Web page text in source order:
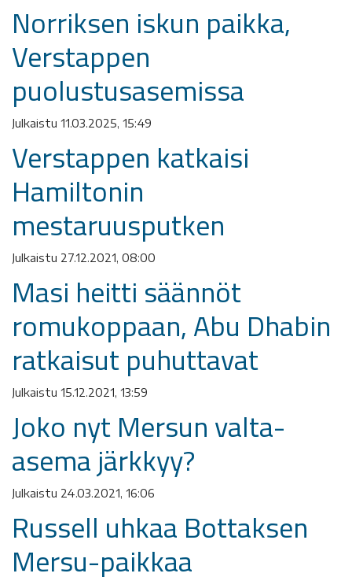
Norriksen iskun paikka,
Verstappen
puolustusasemissa
Julkaistu 11.03.2025, 15:49
Verstappen katkaisi
Hamiltonin
mestaruusputken
Julkaistu 27.12.2021, 08:00
Masi heitti säännöt
romukoppaan, Abu Dhabin
ratkaisut puhuttavat
Julkaistu 15.12.2021, 13:59
Joko nyt Mersun valta-
asema järkkyy?
Julkaistu 24.03.2021, 16:06
Russell uhkaa Bottaksen
Mersu-paikkaa